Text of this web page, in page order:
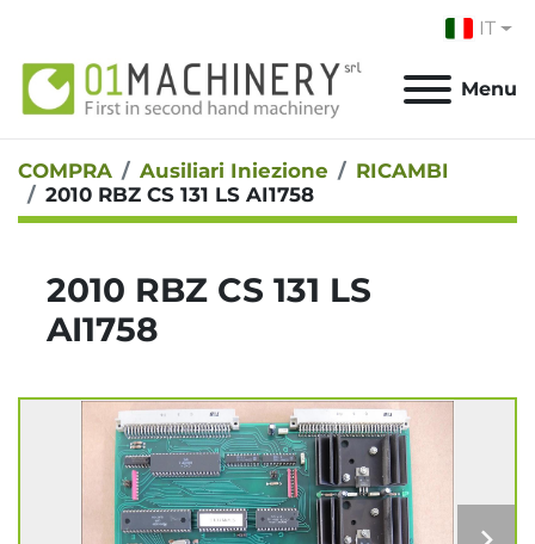
IT
Menu
COMPRA Ausiliari Iniezione
RICAMBI
2010 RBZ CS 131 LS AI1758
2010 RBZ CS 131 LS
AI1758